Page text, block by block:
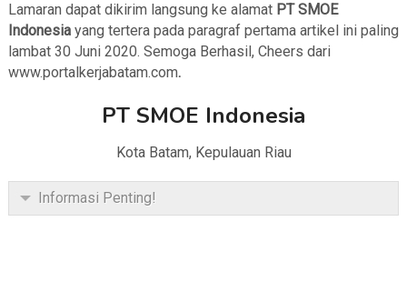
Lamaran dapat dikirim langsung ke alamat PT SMOE
Indonesiayang tertera pada paragraf pertama artikel ini paling
lambat 30 Juni 2020. Semoga Berhasil, Cheers dari
www.portalkerjabatam.com.
PT SMOE Indonesia
Kota Batam, Kepulauan Riau
Informasi Penting!